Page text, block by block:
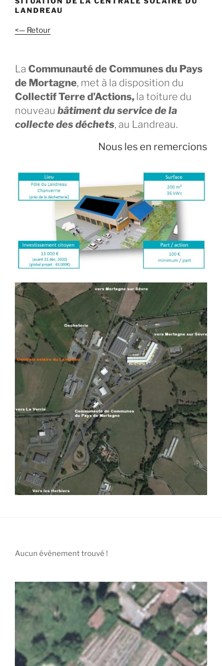
LANDREAU
<— Retour
La Communauté de Communes du Pays
de Mortagne, met à la disposition du
Collectif Terre d’Actions, la toiture du
nouveau bâtiment du service de la
collecte des déchets, au Landreau.
Nous les en remercions
Aucun événement trouvé !